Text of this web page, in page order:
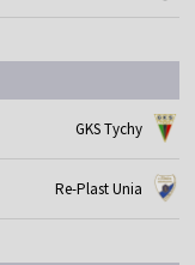
GKS Tychy
Re-Plast Unia